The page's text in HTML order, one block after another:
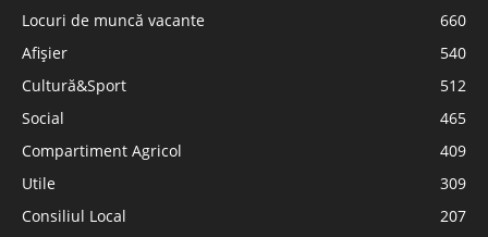
Locuri de muncă vacante
660
Afișier
540
Cultură&Sport
512
Social
465
Compartiment Agricol
409
Utile
309
Consiliul Local
207